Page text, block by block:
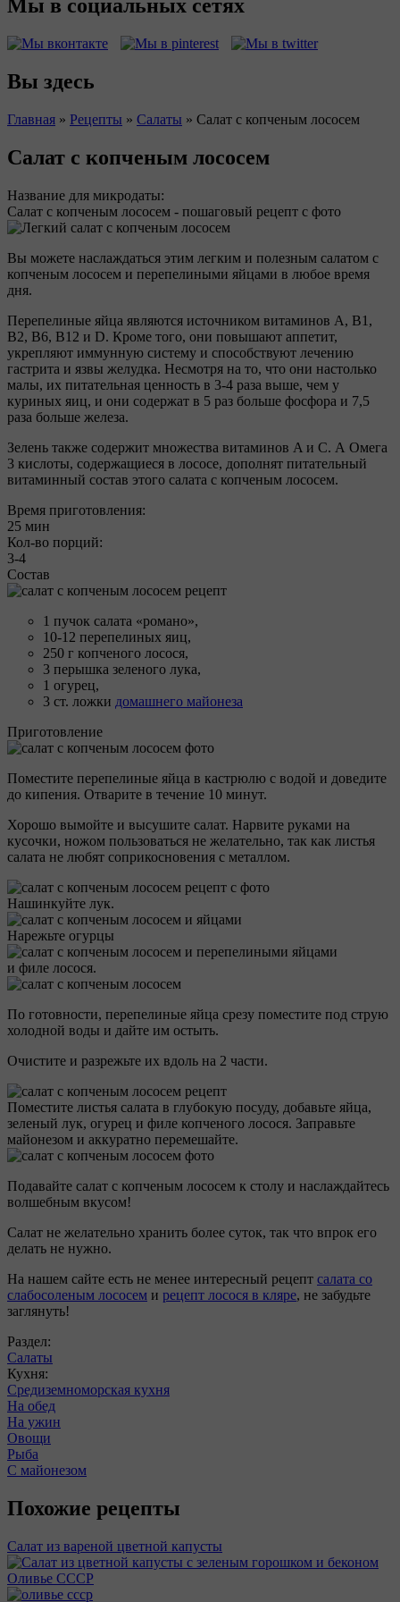
Мы в социальных сетях
Вы здесь
Главная » Рецепты » Салаты » Салат с копченым лососем
Салат с копченым лососем
Название для микродаты:
Салат с копченым лососем - пошаговый рецепт с фото
Вы можете наслаждаться этим легким и полезным салатом с
копченым лососем и перепелиными яйцами в любое время
дня.
Перепелиные яйца являются источником витаминов А, В1,
В2, В6, В12 и D. Кроме того, они повышают аппетит,
укрепляют иммунную систему и способствуют лечению
гастрита и язвы желудка. Несмотря на то, что они настолько
малы, их питательная ценность в 3-4 раза выше, чем у
куриных яиц, и они содержат в 5 раз больше фосфора и 7,5
раза больше железа.
Зелень также содержит множества витаминов A и C. А Омега
3 кислоты, содержащиеся в лососе, дополнят питательный
витаминный состав этого салата с копченым лососем.
Время приготовления:
25 мин
Кол-во порций:
3-4
Состав
1 пучок салата «романо»,
10-12 перепелиных яиц,
250 г копченого лосося,
3 перышка зеленого лука,
1 огурец,
3 ст. ложки домашнего майонеза
Приготовление
Поместите перепелиные яйца в кастрюлю с водой и доведите
до кипения. Отварите в течение 10 минут.
Хорошо вымойте и высушите салат. Нарвите руками на
кусочки, ножом пользоваться не желательно, так как листья
салата не любят соприкосновения с металлом.
Нашинкуйте лук.
Нарежьте огурцы
и филе лосося.
По готовности, перепелиные яйца срезу поместите под струю
холодной воды и дайте им остыть.
Очистите и разрежьте их вдоль на 2 части.
Поместите листья салата в глубокую посуду, добавьте яйца,
зеленый лук, огурец и филе копченого лосося. Заправьте
майонезом и аккуратно перемешайте.
Подавайте салат с копченым лососем к столу и наслаждайтесь
волшебным вкусом!
Салат не желательно хранить более суток, так что впрок его
делать не нужно.
На нашем сайте есть не менее интересный рецепт салата со
слабосоленым лососем и рецепт лосося в кляре, не забудьте
заглянуть!
Раздел:
Салаты
Кухня:
Средиземноморская кухня
На обед
На ужин
Овощи
Рыба
С майонезом
Похожие рецепты
Салат из вареной цветной капусты
Оливье СССР